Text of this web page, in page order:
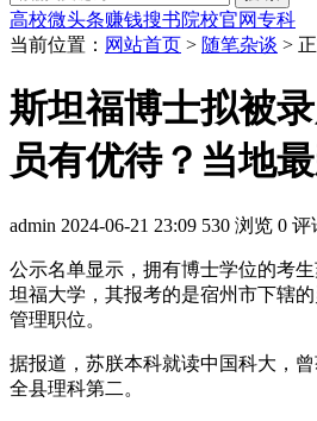
高校微头条赚钱搜书院校官网专科
当前位置： 网站首页 > 随笔杂谈 >
斯坦福博士拟被
员有优待？当地
admin 2024-06-21 23:09 530 浏览 0 评
公示名单显示，拥有博士学位的考
坦福大学，其报考的是宿州市下辖
管理职位。
据报道，苏朕本科就读中国科大，
全县理科第二。